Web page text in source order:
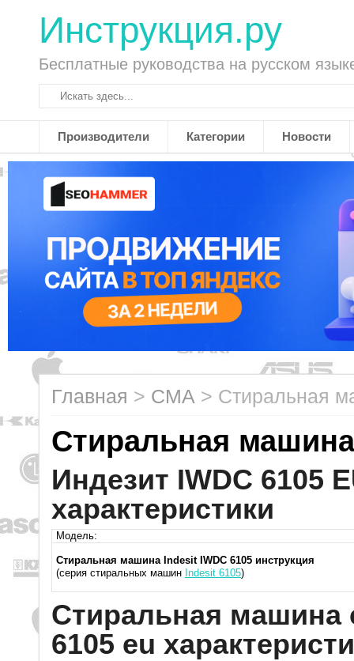
Инструкция.ру
Бесплатные руководства на русском
Производители Категории Новости
Главная > СМА > Стиральная
Стиральная
Индезит IWDC 6105
характеристики
Модель:
Стиральная машина Indesit IWDC 6105 инструкция
(серия стиральных машин Indesit 6105)
Стиральная машина
6105 eu